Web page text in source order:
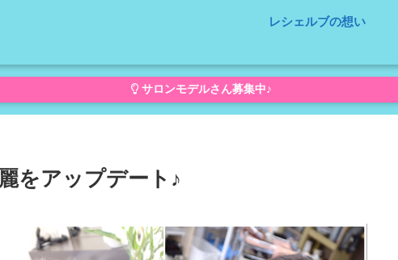
レシェルブの想い
サロンモデルさん募集中♪
をアップデート♪